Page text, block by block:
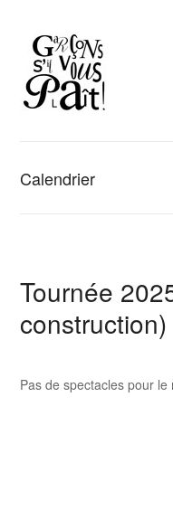
Calendrier
Tournée
construction)
Pas de spectacles pour le